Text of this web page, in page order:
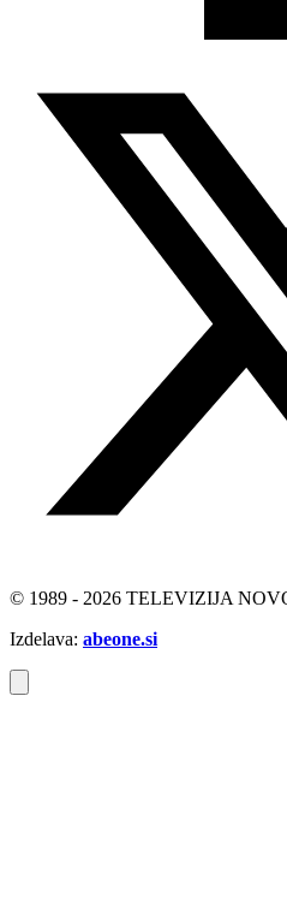
© 1989 - 2026 TELEVIZIJA
Izdelava: abeone.si